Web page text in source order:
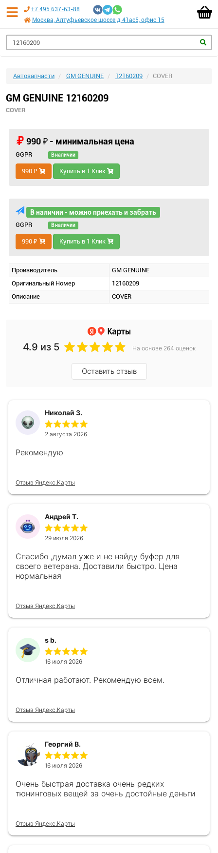
+7 495 637-63-88
Москва, Алтуфьевское шоссе д 41ас5, офис 15
Автозапчасти GM GENUINE 12160209 COVER
GM GENUINE 12160209
COVER
990 ₽ - минимальная цена
GGPR В наличии
990 ₽ Купить в 1 Клик
В наличии - можно приехать и забрать
GGPR В наличии
990 ₽ Купить в 1 Клик
Производитель
GM GENUINE
Оригинальный Номер
12160209
Описание
COVER
4.9 из 5 На основе 264 оценок
Оставить отзыв
Николай З.
2 августа 2026
Рекомендую
Отзыв Яндекс.Карты
Андрей Т.
29 июля 2026
Спасибо ,думал уже и не найду буфер для
своего ветерана. Доставили быстро. Цена
нормальная
Отзыв Яндекс.Карты
s b.
16 июля 2026
Отличная работают. Рекомендую всем.
Отзыв Яндекс.Карты
Георгий В.
16 июля 2026
Очень быстрая доставка очень редких
тюнинговых вещей за очень достойные деньги
Отзыв Яндекс.Карты